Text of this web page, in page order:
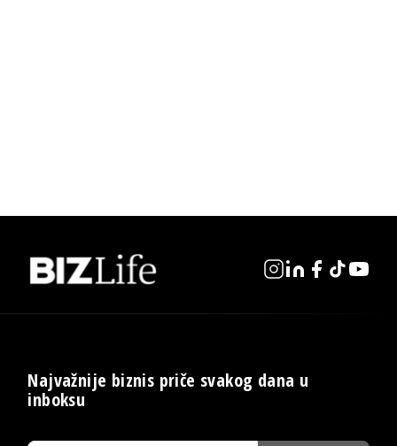
Najvažnije biznis priče svakog dana u
inboksu